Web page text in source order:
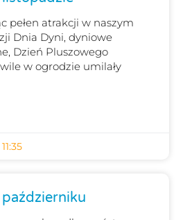
pełen atrakcji w naszym
Dnia Dyni, dyniowe
Dzień Pluszowego
w ogrodzie umilały
11:35